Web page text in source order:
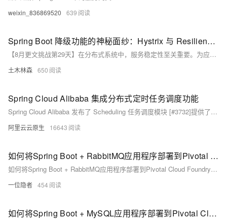
weixin_836869520 639
Spring Boot 降级功能的神秘面纱：Hystrix 与 Resilience4j 究竟藏着怎样的秘密？
【8月更文挑战第29天】在分布式系统中，服务稳定性至关重要。为应对故障，Spring Boot 提供了 Hystrix 和 Resilience4j 两种降级工具。Hystrix 作为 Netflix 的容错框架，通过隔离依赖、控制并发及降级机制增强系统稳定性；Resilience4j 则是一个轻量级库，提供丰富的降级策略。两者均可有效提升系统可靠性，具体选择取决于需求与场景。在面对服务故障时，合理运用这些工具能确保系统基本功能正常运作，优化用户体验。以上简介包括了两个工具的简单示例代码，帮助开发者更好地理解和应用。
土木林森 650
Spring Cloud Alibaba 集成分布式定时任务调度功能
Spring Cloud Alibaba 发布了 Scheduling 任务调度模块 [#3732]提供了一套开源、轻量级、高可用的定时任务解决方案，帮助您快速开发微服务体系下的分布式定时任务。
阿里云云原生 16643
如何将Spring Boot + RabbitMQ应用程序部署到Pivotal Cloud Foundry (PCF)
如何将Spring Boot + RabbitMQ应用程序部署到Pivotal Cloud Foundry (PCF)
一位隐者 454
如何将Spring Boot + MySQL应用程序部署到Pivotal Cloud Foundry (PCF)